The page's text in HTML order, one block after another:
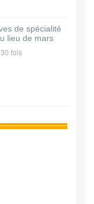
de spécialité
lieu de mars
fois